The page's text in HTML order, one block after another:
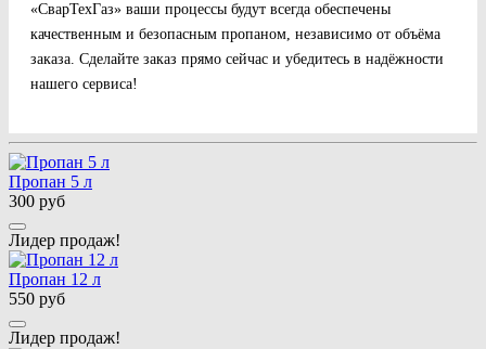
«СварТехГаз» ваши процессы будут всегда обеспечены
качественным и безопасным пропаном, независимо от объёма
заказа. Сделайте заказ прямо сейчас и убедитесь в надёжности
нашего сервиса!
Пропан 5 л
300 руб
Лидер продаж!
Пропан 12 л
550 руб
Лидер продаж!